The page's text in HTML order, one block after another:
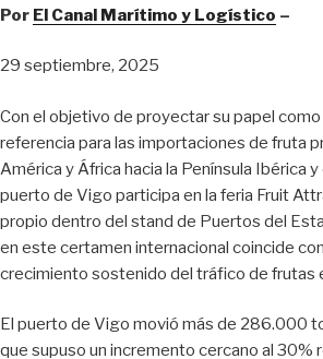
Por El Canal Marítimo y Logístico –
29 septiembre, 2025
Con el objetivo de proyectar su papel
referencia para las importaciones de fruta
América y África hacia la Península Ibérica
puerto de Vigo participa en la feria Fruit
propio dentro del stand de Puertos del
en este certamen internacional coincide
crecimiento sostenido del tráfico de frutas
El puerto de Vigo movió más de 286.000
que supuso un incremento cercano al 30%